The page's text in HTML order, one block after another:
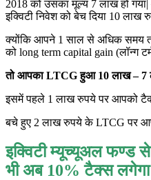
2018 को उसका मूल्य 7 लाख हो
इक्विटी निवेश को बेच दिया 10 लाख
क्योंकि आपने 1 साल से अधिक समय
को long term capital gain (लॉन्ग
तो आपका LTCG हुआ 10 लाख – 7
इसमें पहले 1 लाख रुपये पर आपको
बचे हुए 2 लाख रुपये के LTCG पर
इक्विटी म्यूच्यूअल फण्ड
भी अब 10% टैक्स लगेगा